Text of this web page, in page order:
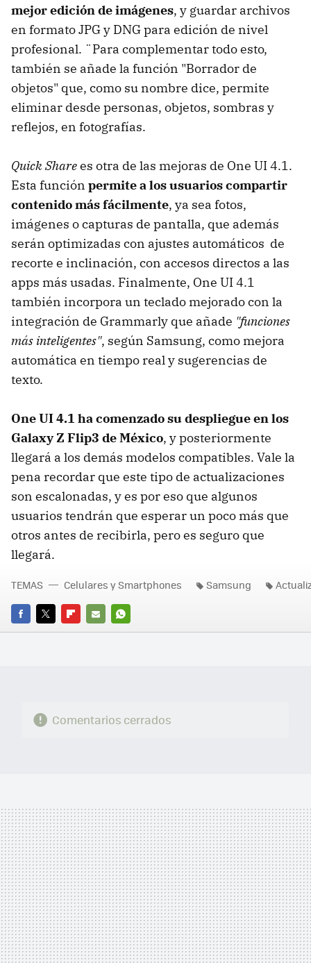
mejor edición de imágenes, y guardar archivos
en formato JPG y DNG para edición de nivel
profesional. ¨Para complementar todo esto,
también se añade la función "Borrador de
objetos" que, como su nombre dice, permite
eliminar desde personas, objetos, sombras y
reflejos, en fotografías.
Quick Sharees otra de las mejoras de One UI 4.1.
Esta función permite a los usuarios compartir
contenido más fácilmente, ya sea fotos,
imágenes o capturas de pantalla, que además
serán optimizadas con ajustes automáticos de
recorte e inclinación, con accesos directos a las
apps más usadas. Finalmente, One UI 4.1
también incorpora un teclado mejorado con la
integración de Grammarly que añade "funciones
más inteligentes", según Samsung, como mejora
automática en tiempo real y sugerencias de
texto.
One UI 4.1 ha comenzado su despliegue en los
Galaxy Z Flip3 de México, y posteriormente
llegará a los demás modelos compatibles. Vale la
pena recordar que este tipo de actualizaciones
son escalonadas, y es por eso que algunos
usuarios tendrán que esperar un poco más que
otros antes de recibirla, pero es seguro que
llegará.
FACEBOOK
TWITTERFLIPBOARD
E-
WHATSAPP
TEMAS Celulares y Smartphones Samsung
Comentarios cerrados